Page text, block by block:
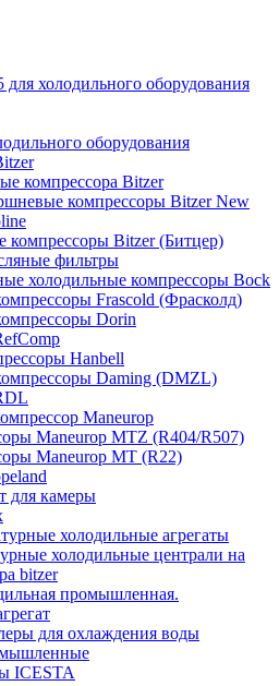
холодильного оборудования
оборудования
компрессора Bitzer
компрессоры Bitzer New
компрессоры Bitzer (Битцер)
фильтры
холодильные компрессоры Bock
Frascold (Фрасколд)
Dorin
Hanbell
Daming (DMZL)
Maneurop
Maneurop MTZ (R404/R507)
Maneurop MT (R22)
для камеры
холодильные агрегаты
холодильные централи на
bitzer
промышленная.
для охлаждения воды
ICESTA